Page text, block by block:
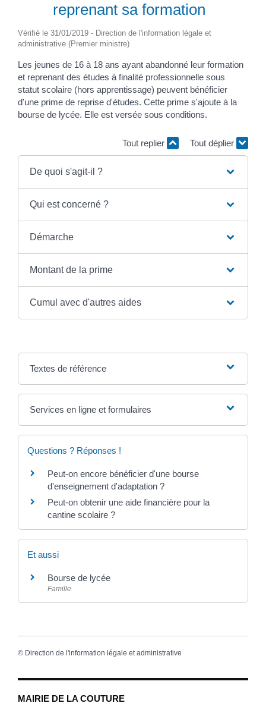
MAIRIE DE LA COUTURE
reprenant sa formation
Vérifié le 31/01/2019 - Direction de l'information légale et
administrative (Premier ministre)
Les jeunes de 16 à 18 ans ayant abandonné leur formation
et reprenant des études à finalité professionnelle sous
statut scolaire (hors apprentissage) peuvent bénéficier
d'une prime de reprise d'études. Cette prime s'ajoute à la
bourse de lycée. Elle est versée sous conditions.
Tout replier Tout déplier
De quoi s'agit-il ?
Qui est concerné ?
Démarche
Montant de la prime
Cumul avec d'autres aides
Textes de référence
Services en ligne et formulaires
Questions ? Réponses !
Peut-on encore bénéficier d'une bourse
d'enseignement d'adaptation ?
Peut-on obtenir une aide financière pour la
cantine scolaire ?
Et aussi
Bourse de lycée
Famille
© Direction de l'information légale et administrative